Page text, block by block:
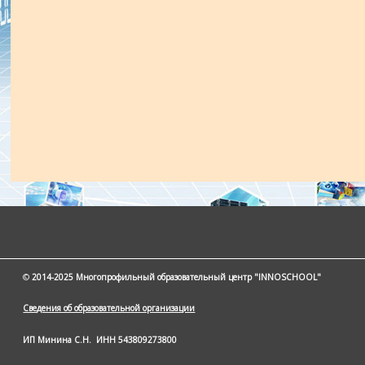
©2014-2025 Многопрофильный образовательный центр "INNOSCHOOL"
Сведения об образовательной организации
ИП Минина С.Н. ИНН 543809273800